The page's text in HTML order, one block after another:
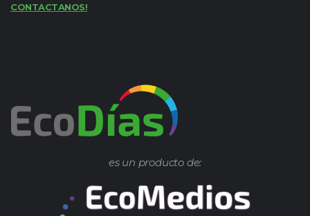
CONTACTANOS!
es un producto de: